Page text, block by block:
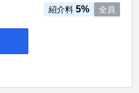
紹介料 5% 全員